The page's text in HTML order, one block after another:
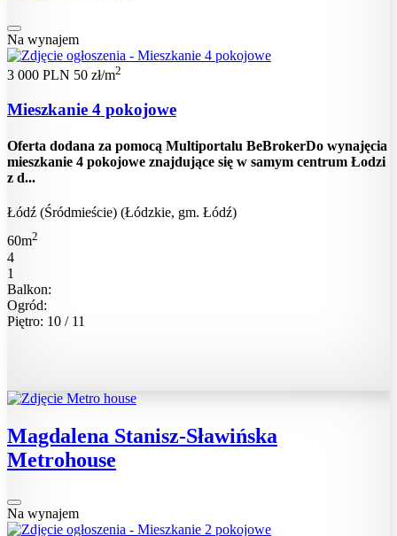
Na wynajem
3 000 PLN 50 zł/m2
Mieszkanie 4 pokojowe
Oferta dodana za pomocą Multiportalu BeBrokerDo wynajęcia
mieszkanie 4 pokojowe znajdujące się w samym centrum Łodzi
z d...
Łódź (Śródmieście) (Łódzkie, gm. Łódź)
60m2
4
1
Balkon:
Ogród:
Piętro: 10 / 11
Magdalena Stanisz-Sławińska
Metrohouse
Na wynajem